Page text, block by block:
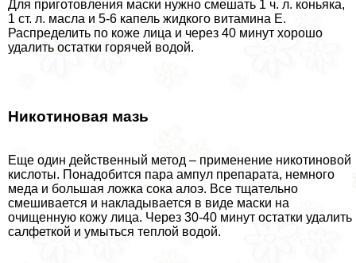
Для приготовления маски нужно смешать 1 ч. л. коньяка,
1 ст. л. масла и 5-6 капель жидкого витамина Е.
Распределить по коже лица и через 40 минут хорошо
удалить остатки горячей водой.
Никотиновая мазь
Еще один действенный метод – применение никотиновой
кислоты. Понадобится пара ампул препарата, немного
меда и большая ложка сока алоэ. Все тщательно
смешивается и накладывается в виде маски на
очищенную кожу лица. Через 30-40 минут остатки удалить
салфеткой и умыться теплой водой.